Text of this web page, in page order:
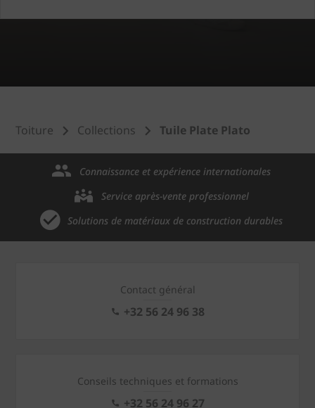
Toiture Collections Tuile Plate Plato
Connaissance et expérience internationales
Service après-vente professionnel
Solutions de matériaux de construction durables
Contact général
+32 56 24 96 38
Conseils techniques et formations
+32 56 24 96 27